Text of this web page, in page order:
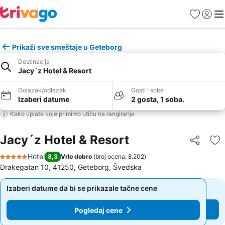
FavoritiPrijavi
Prikaži sve smeštaje u Geteborg
Destinacija
Jacy´z Hotel & Resort
Dolazak/odlazak
Izaberi datume
Gosti i sobe
2 gosta, 1 soba.
Kako uplate koje primimo utiču na rangiranje
Jacy´z Hotel & Resort Deli
5 Zvezdice
Hotel 8,3 Vrlo dobro (broj ocena: 8.202)
Drakegatan 10, 41250, Geteborg, Švedska
Izaberi datume da bi se prikazale tačne cene
Pogledaj cene
Izaberi datume da bi se prikazale tačne cene
Pogledaj cene